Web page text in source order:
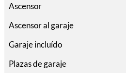
Ascensor
Ascensor al garaje
Garaje incluído
Plazas de garaje